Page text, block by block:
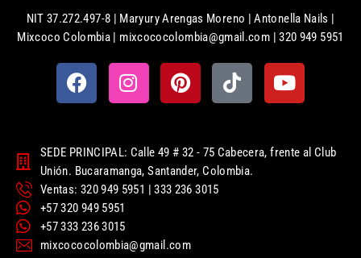
NIT 37.272.497-8 | Maryury Arengas Moreno | Antonella Nails |
Mixcoco Colombia | mixcococolombia@gmail.com | 320 949 5951
SEDE PRINCIPAL: Calle 49 # 32 - 75 Cabecera, frente al Club
Unión. Bucaramanga, Santander, Colombia.
Ventas: 320 949 5951 | 333 236 3015
+57 320 949 5951
+57 333 236 3015
mixcococolombia@gmail.com